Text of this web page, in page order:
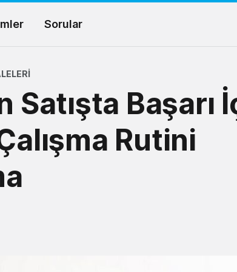
Sorular
Satışta Başarı
Rutini